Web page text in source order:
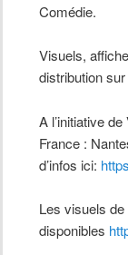
Comédie.
Visuels,
distribution
A l’initiative
France :
d’infos ici:
Les visuels
disponibles